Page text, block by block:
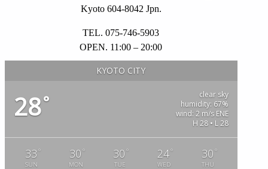
Kyoto 604-8042 Jpn.
TEL. 075-746-5903
OPEN. 11:00 – 20:00
KYOTO CITY
28°
clear sky
humidity: 67%
wind: 2 m/s ENE
H 28 • L 28
33 °
SUN
30 °
MON
30 °
TUE
24°
WED
30 °
THU